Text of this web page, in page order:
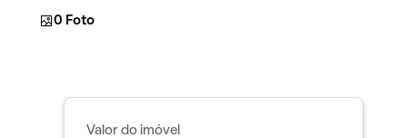
0 Foto
Valor do imóvel